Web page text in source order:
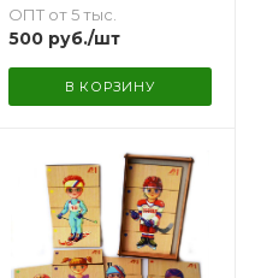
ОПТ от 5 тыс.
500руб./шт
В КОРЗИНУ